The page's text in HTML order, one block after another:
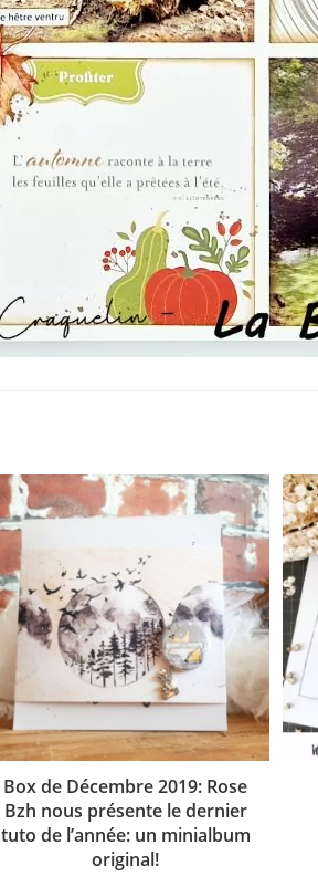
Box de Décembre 2019: Rose
Bzh nous présente le dernier
tuto de l’année: un minialbum
original!